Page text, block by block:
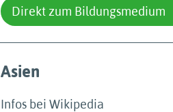
Direkt zum Bildungsmedium
Asien
Infos bei Wikipedia